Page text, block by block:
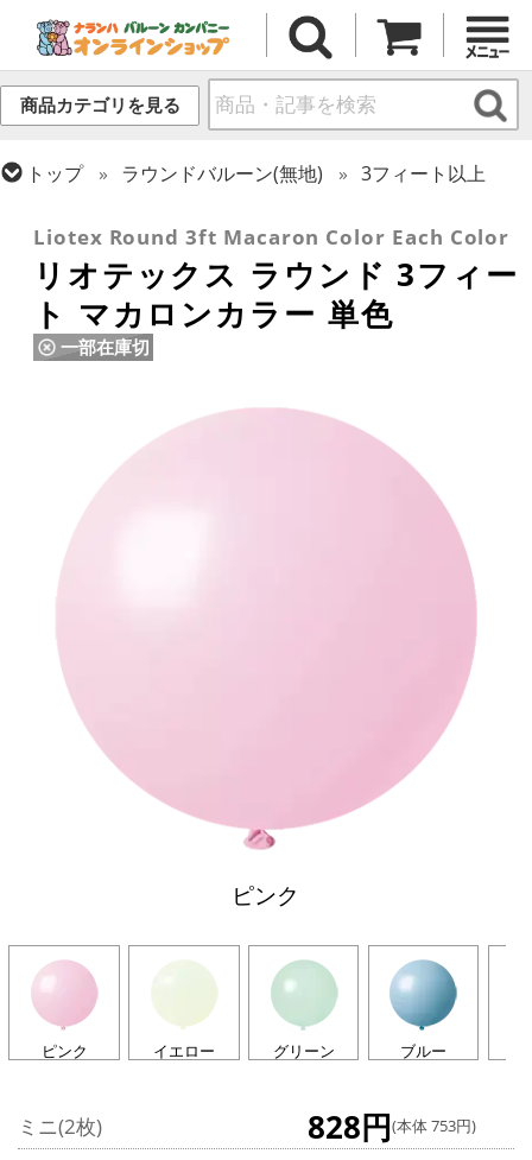
商品カテゴリを見る
トップ ラウンドバルーン(無地)
3フィート以上
Liotex Round 3ft Macaron Color Each Color
リオテックス ラウンド 3フィー
ト マカロンカラー 単色
一部在庫切
ピンク
ピンク イエロー グリーン ブルー
ミニ(2枚) 828円(本体 753円)